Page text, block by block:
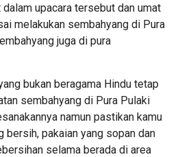
upacara tersebut dan umat
melakukan sembahyang di Pura
juga di pura
bukan beragama Hindu tetap
sembahyang di Pura Pulaki
namun pastikan kamu
bersih, pakaian yang sopan dan
selama berada di area